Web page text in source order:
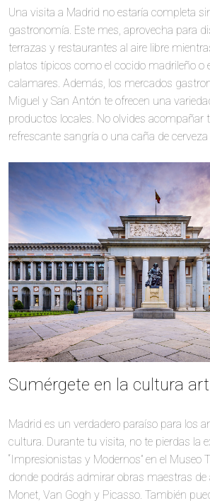
Una visita a Madrid no estaría completa
gastronomía. Este mes, aprovecha para
terrazas y restaurantes al aire libre
platos típicos como el cocido madrileño o
calamares. Además, los mercados
Miguel y San Antón te ofrecen una
productos locales. No olvides
refrescante sangría o una caña de cerveza
Sumérgete en la cultura
Madrid es un verdadero paraíso para los
cultura. Durante tu visita, no te pierdas la
“Impresionistas y Modernos” en el Museo
donde podrás admirar obras maestras
Monet, Van Gogh y Picasso. También